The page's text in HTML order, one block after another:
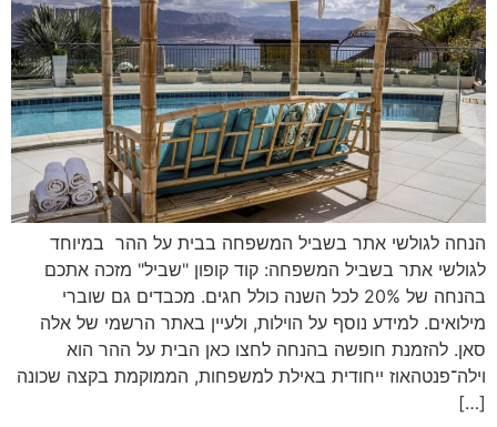
הנחה לגולשי אתר בשביל המשפחה בבית על ההר במיוחד
לגולשי אתר בשביל המשפחה: קוד קופון "שביל" מזכה אתכם
בהנחה של 20% לכל השנה כולל חגים. מכבדים גם שוברי
מילואים. למידע נוסף על הוילות, ולעיין באתר הרשמי של אלה
סאן. להזמנת חופשה בהנחה לחצו כאן הבית על ההר הוא
וילה־פנטהאוז ייחודית באילת למשפחות, הממוקמת בקצה שכונה
[…]